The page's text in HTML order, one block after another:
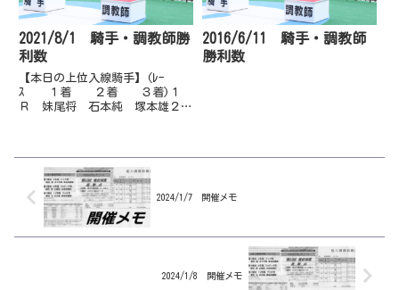
2021/8/1 騎手・調教師勝
利数
【本日の上位入線騎手】(ﾚｰ
ｽ １着 ２着 ３着)１
Ｒ 妹尾将 石本純 塚本雄２
Ｒ 赤岡修 郷間勇 永森大７
Ｒ 宮川実 郷...
2016/6/11 騎手・調教師
勝利数
2024/1/7 開催メモ
2024/1/8 開催メモ